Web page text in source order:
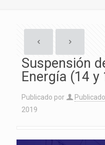
Suspensión
Energía (14 y
Publicado por
2019